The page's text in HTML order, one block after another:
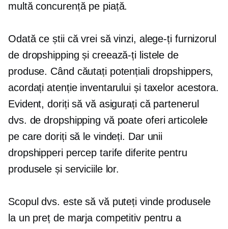
multă concurență pe piață.
Odată ce știi că vrei să vinzi, alege-ți furnizorul
de dropshipping și creează-ți listele de
produse. Când căutați potențiali dropshippers,
acordați atenție inventarului și taxelor acestora.
Evident, doriți să vă asigurați că partenerul
dvs. de dropshipping vă poate oferi articolele
pe care doriți să le vindeți. Dar unii
dropshipperi percep tarife diferite pentru
produsele și serviciile lor.
Scopul dvs. este să vă puteți vinde produsele
la un preț de marja competitiv pentru a